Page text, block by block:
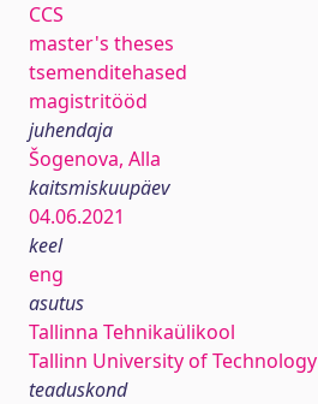
CCS
master's theses
tsemenditehased
magistritööd
juhendaja
Šogenova, Alla
kaitsmiskuupäev
04.06.2021
keel
eng
asutus
Tallinna Tehnikaülikool
Tallinn University of Technology
teaduskond